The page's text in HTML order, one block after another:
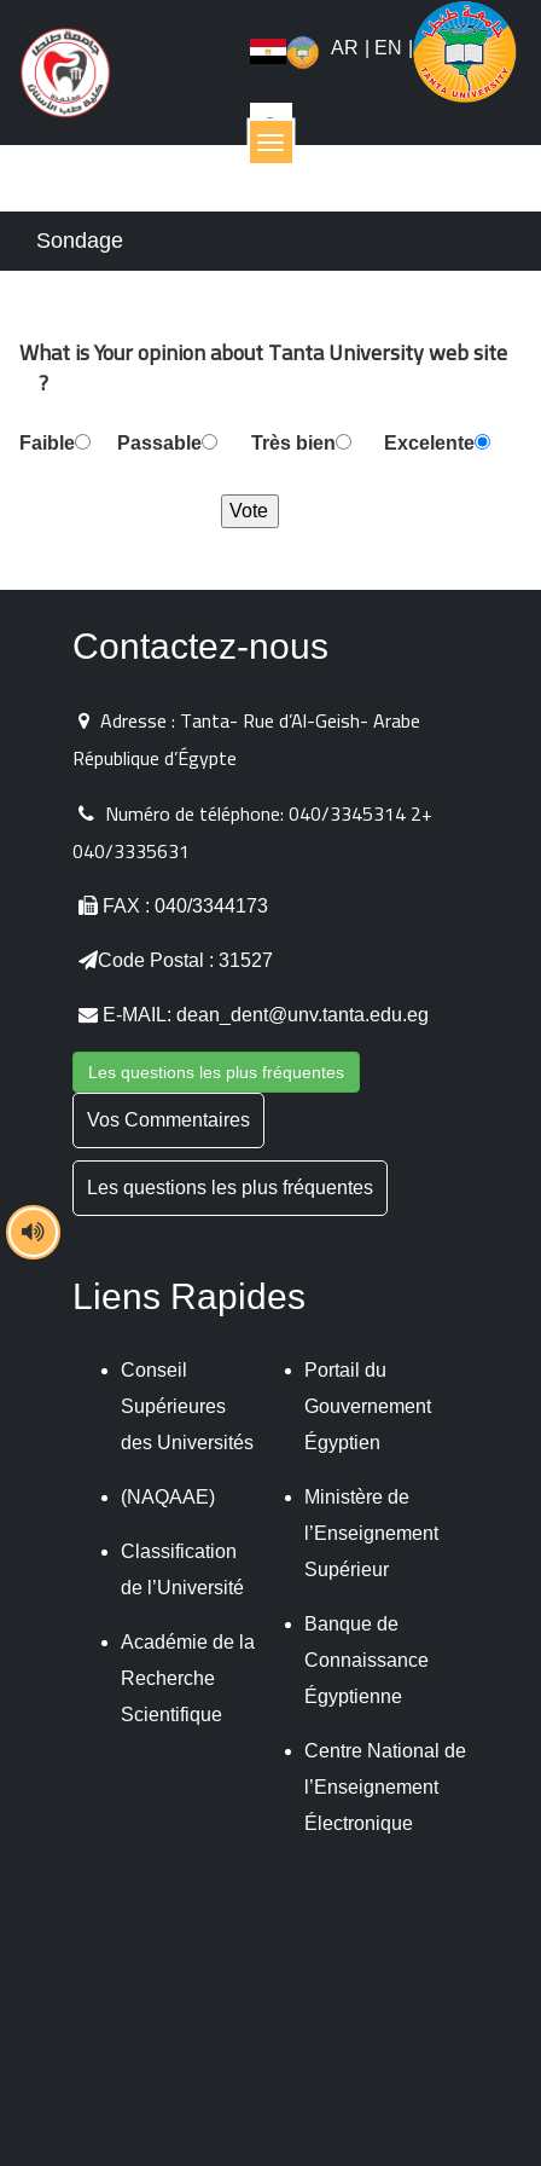
AR EN |
القائمة
Sondage
What is Your opinion about Tanta University web site
?
Excelente
Très bien
Passable
Faible
Contactez-nous
Adresse : Tanta- Rue d’Al-Geish- Arabe
République d’Égypte
Numéro de téléphone:040/3345314 2+
040/3335631
FAX : 040/3344173
Code Postal : 31527
E-MAIL: dean_dent@unv.tanta.edu.eg
Les questions les plus fréquentes
Vos Commentaires
Les questions les plus fréquentes
Liens Rapides
Conseil
Supérieures
des Universités
(NAQAAE)
Classification
de l’Université
Académie de la
Recherche
Scientifique
Portail du
Gouvernement
Égyptien
Ministère de
l’Enseignement
Supérieur
Banque de
Connaissance
Égyptienne
Centre National de
l’Enseignement
Électronique